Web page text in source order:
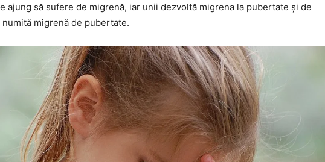
ajung să sufere de migrenă, iar unii dezvoltă migrena la pubertate și de
migrenă de pubertate.